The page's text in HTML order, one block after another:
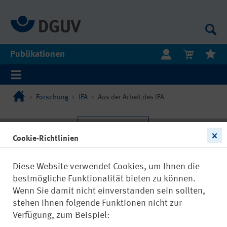
Publikationen
Forschung IFA Aus der Arbeit des IFA
Cookie-Richtlinien
Diese Website verwendet Cookies, um Ihnen die
bestmögliche Funktionalität bieten zu können.
Wenn Sie damit nicht einverstanden sein sollten,
stehen Ihnen folgende Funktionen nicht zur
Verfügung, zum Beispiel: